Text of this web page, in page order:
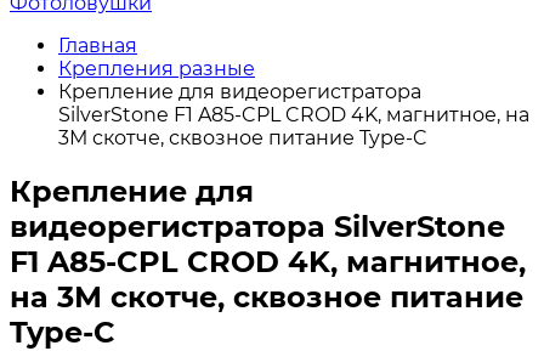
Главная
Крепления разные
Крепление для видеорегистратора
SilverStone F1 A85-CPL CROD 4K, магнитное, на
3М скотче, сквозное питание Type-C
Крепление для
видеорегистратора SilverStone
F1 A85-CPL CROD 4K, магнитное,
на 3М скотче, сквозное питание
Type-C